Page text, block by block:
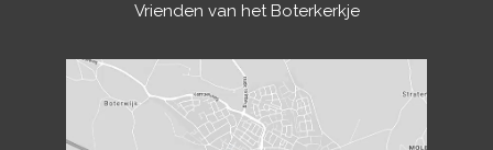
Vrienden van het Boterkerkje